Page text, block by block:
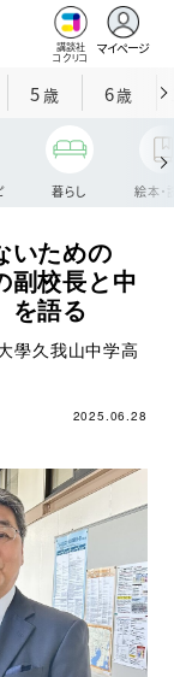
講談社
コクリコ
マイページ
5歳 6歳
暮らし 絵本・
いための
副校長と中
を語る
學久我山中学高
2025.06.28